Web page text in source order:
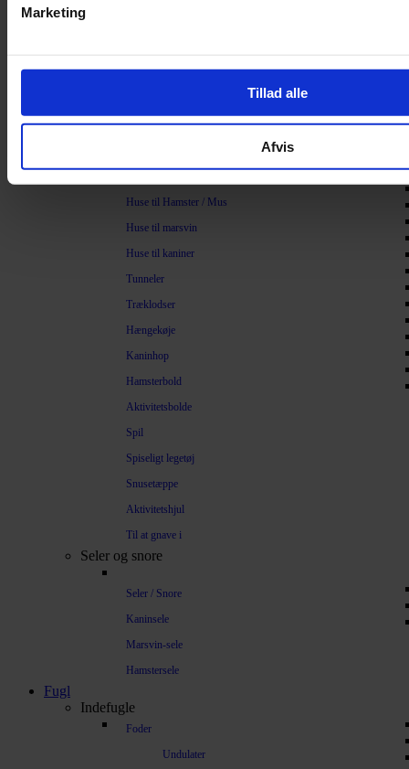
Marketing
Tillad alle
Afvis
Træpiller
Sand
Huse til Hamster / Mus
Huse til marsvin
Huse til kaniner
Tunneler
Træklodser
Hængekøje
Kaninhop
Hamsterbold
Aktivitetsbolde
Spil
Spiseligt legetøj
Snusetæppe
Aktivitetshjul
Til at gnave i
Seler og snore
Seler / Snore
Kaninsele
Marsvin-sele
Hamstersele
Fugl
Indefugle
Foder
Undulater